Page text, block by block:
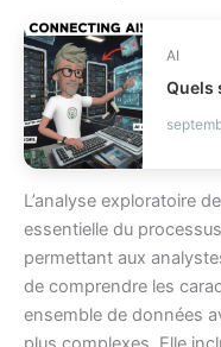
AI
L’analyse exploratoire
essentielle du
permettant aux
de comprendre les
ensemble de données